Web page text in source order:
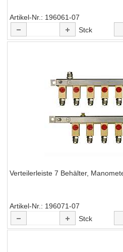
Artikel-Nr.
196061-07
Stck
Verteilerleiste 7 Behälter,
Artikel-Nr.
196071-07
Stck